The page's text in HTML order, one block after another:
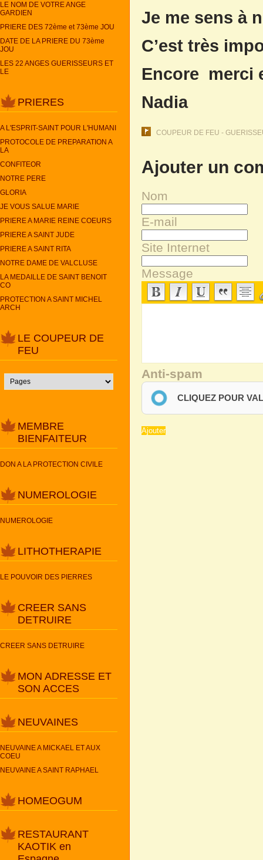
LE NOM DE VOTRE ANGE
GARDIEN
PRIERE DES 72ème et 73ème JOU
DATE DE LA PRIERE DU 73ème
JOU
LES 22 ANGES GUERISSEURS ET
LE
PRIERES
A L'ESPRIT-SAINT POUR L'HUMANI
PROTOCOLE DE PREPARATION A
LA
CONFITEOR
NOTRE PERE
GLORIA
JE VOUS SALUE MARIE
PRIERE A MARIE REINE COEURS
PRIERE A SAINT JUDE
PRIERE A SAINT RITA
NOTRE DAME DE VALCLUSE
LA MEDAILLE DE SAINT BENOIT
CO
PROTECTION A SAINT MICHEL
ARCH
LE COUPEUR DE
FEU
MEMBRE
BIENFAITEUR
DON A LA PROTECTION CIVILE
NUMEROLOGIE
NUMEROLOGIE
LITHOTHERAPIE
LE POUVOIR DES PIERRES
CREER SANS
DETRUIRE
CREER SANS DETRUIRE
MON ADRESSE ET
SON ACCES
NEUVAINES
NEUVAINE A MICKAEL ET AUX
COEU
NEUVAINE A SAINT RAPHAEL
HOMEOGUM
RESTAURANT
KAOTIK en
Je me sens à
C’est très
Encore merci
Nadia
COUPEUR DE FEU -
Ajouter un
Nom
E-mail
Site Internet
Message
Anti-spam
CLIQUEZ POUR